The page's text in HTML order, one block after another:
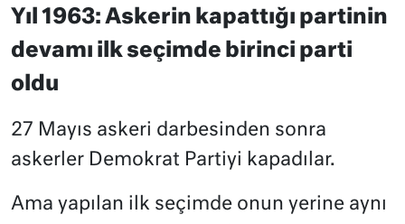
Yıl 1963: Askerin kapattığı partinin
devamı ilk seçimde birinci parti
oldu
27 Mayıs askeri darbesinden sonra
askerler Demokrat Partiyi kapadılar.
Ama yapılan ilk seçimde onun yerine aynı